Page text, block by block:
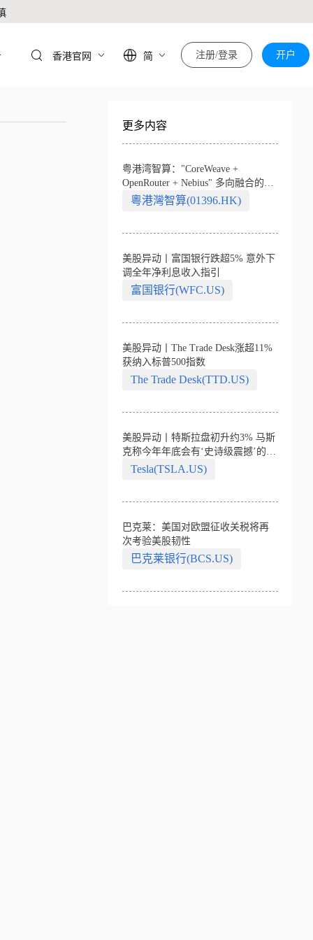
香港官网 简 注册/登录 开户
更多内容
粤港湾智算："CoreWeave +
OpenRouter + Nebius" 多向融合的中
国智算新范式
粵港灣智算(01396.HK)
美股异动丨富国银行跌超5% 意外下
调全年净利息收入指引
富国银行(WFC.US)
美股异动丨The Trade Desk涨超11%
获纳入标普500指数
The Trade Desk(TTD.US)
美股异动丨特斯拉盘初升约3% 马斯
克称今年年底会有‘史诗级震撼’的演
示Tesla(TSLA.US)
巴克莱：美国对欧盟征收关税将再
次考验美股韧性
巴克莱银行(BCS.US)